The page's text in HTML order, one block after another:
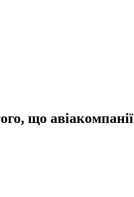
що авіакомпанії